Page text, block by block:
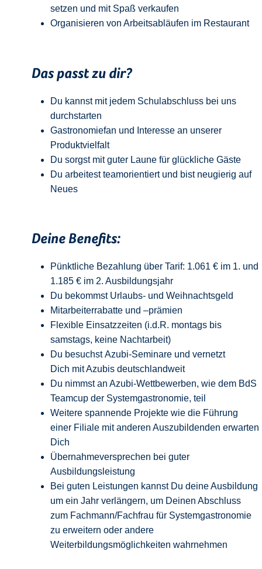
setzen und mit Spaß verkaufen
Organisieren von Arbeitsabläufen im Restaurant
Das passt zu dir?
Du kannst mit jedem Schulabschluss bei uns
durchstarten
Gastronomiefan und
Interesse an unserer
Produktvielfalt
Du sorgst mit guter Laune für glückliche Gäste
Du arbeitest teamorientiert und bist neugierig auf
Neues
Deine Benefits:
Pünktliche Bezahlung über Tarif: 1.061 € im 1. und
1.185 € im 2. Ausbildungsjahr
Du bekommst Urlaubs- und Weihnachtsgeld
Mitarbeiterrabatte und –prämien
Flexible Einsatzzeiten (i.d.R. montags bis
samstags, keine Nachtarbeit)
Du besuchst Azubi-Seminare und vernetzt
Dich mit Azubis deutschlandweit
Du nimmst an Azubi-Wettbewerben, wie dem BdS
Teamcup der Systemgastronomie, teil
Weitere spannende Projekte wie die Führung
einer Filiale mit anderen Auszubildenden erwarten
Dich
Übernahmeversprechen bei guter
Ausbildungsleistung
Bei guten Leistungen kannst Du deine Ausbildung
um ein Jahr verlängern, um Deinen Abschluss
zum Fachmann/Fachfrau für Systemgastronomie
zu erweitern oder andere
Weiterbildungsmöglichkeiten wahrnehmen